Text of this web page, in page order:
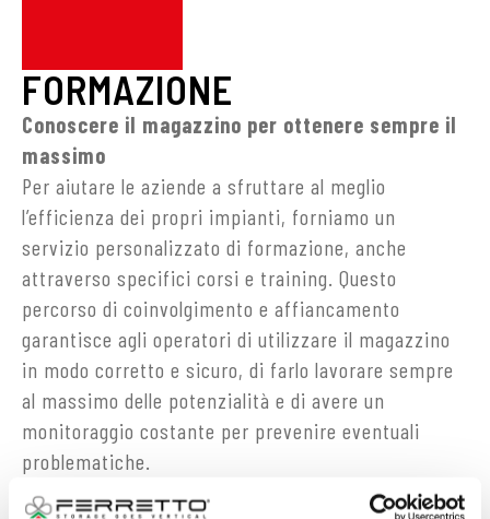
FORMAZIONE
Conoscere il magazzino per ottenere sempre il
massimo
Per aiutare le aziende a sfruttare al meglio
l’efficienza dei propri impianti, forniamo un
servizio personalizzato di formazione, anche
attraverso specifici corsi e training. Questo
percorso di coinvolgimento e affiancamento
garantisce agli operatori di utilizzare il magazzino
in modo corretto e sicuro, di farlo lavorare sempre
al massimo delle potenzialità e di avere un
monitoraggio costante per prevenire eventuali
problematiche.
RICHIEDI INFORMAZIONI